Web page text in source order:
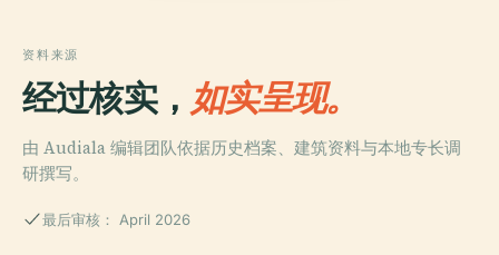
资料来源
经过核实， 如实呈现。
由 Audiala 编辑团队依据历史档案、建筑资料与本地专长调
研撰写。
最后审核： April 2026